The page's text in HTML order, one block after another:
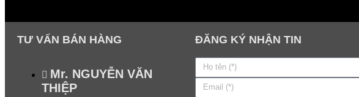
TƯ VẤN BÁN HÀNG
Mr. NGUYỄN VĂN
THIỆP
ĐĂNG KÝ NHẬN TIN